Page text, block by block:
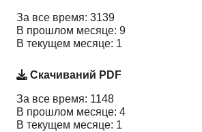
За все время: 3139
В прошлом месяце: 9
В текущем месяце: 1
Скачиваний PDF
За все время: 1148
В прошлом месяце: 4
В текущем месяце: 1